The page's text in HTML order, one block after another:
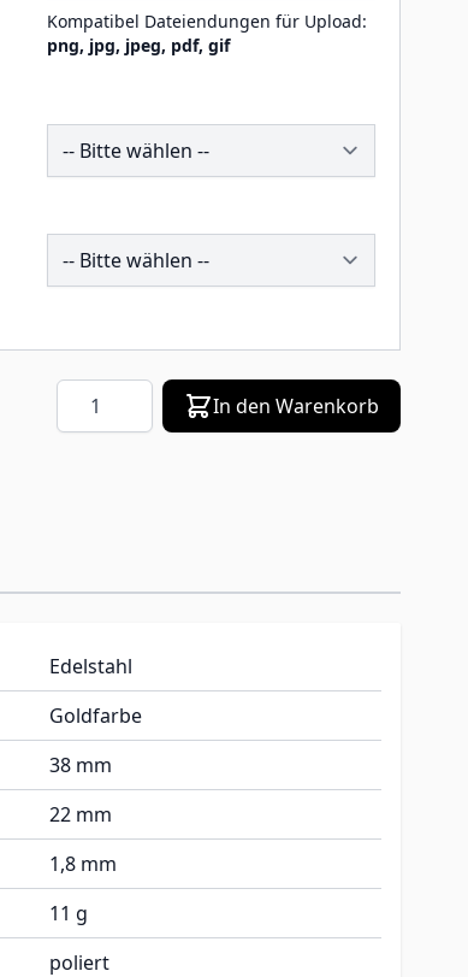
Kompatibel Dateiendungen für Upload:
png, jpg, jpeg, pdf, gif
260177
206224
Menge In den Warenkorb
Edelstahl
Goldfarbe
38 mm
22 mm
1,8 mm
11 g
poliert